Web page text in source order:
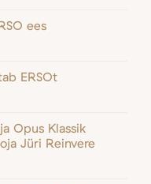
ees
ERSOt
Opus Klassik
Jüri Reinvere